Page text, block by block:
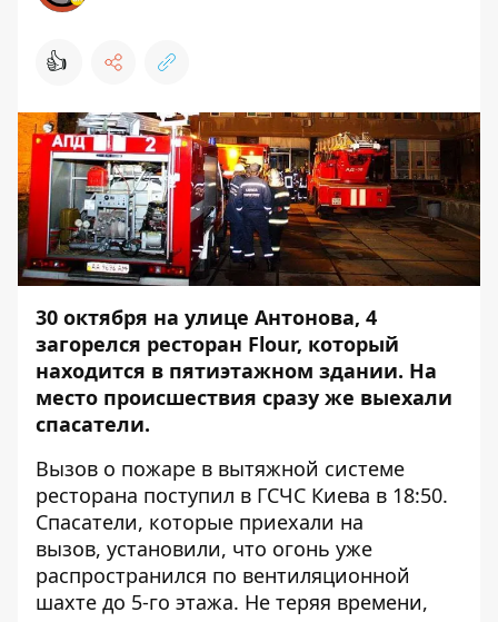
👍
30 октября на улице Антонова, 4
загорелся ресторан Flour, который
находится в пятиэтажном здании. На
место происшествия сразу же выехали
спасатели.
Вызов о пожаре в вытяжной системе
ресторана поступил в ГСЧС Киева в 18:50.
Спасатели, которые приехали на
вызов, установили, что огонь уже
распространился по вентиляционной
шахте до 5-го этажа. Не теряя времени,